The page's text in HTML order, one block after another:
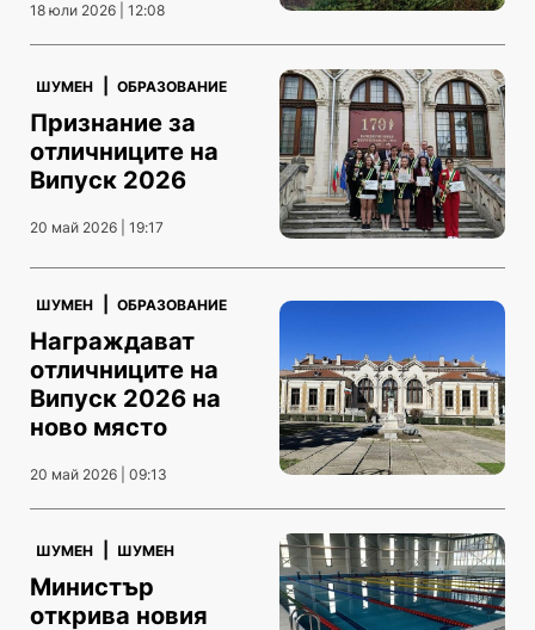
18 юли 2026 | 12:08
ШУМЕН ОБРАЗОВАНИЕ
Признание за
отличниците на
Випуск 2026
20 май 2026 | 19:17
ШУМЕН ОБРАЗОВАНИЕ
Награждават
отличниците на
Випуск 2026 на
ново място
20 май 2026 | 09:13
ШУМЕН ШУМЕН
Министър
открива новия